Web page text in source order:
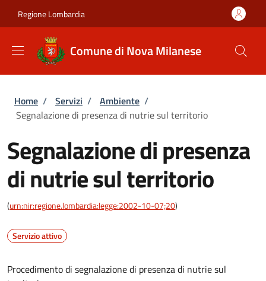
Regione Lombardia
Comune di Nova Milanese
Briciole di pane
Home / Servizi / Ambiente /
Segnalazione di presenza di nutrie sul territorio
Segnalazione di presenza
di nutrie sul territorio
(urn:nir:regione.lombardia:legge:2002-10-07;20)
Servizio attivo
Procedimento di segnalazione di presenza di nutrie sul